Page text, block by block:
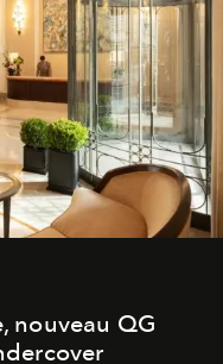
nouveau QG